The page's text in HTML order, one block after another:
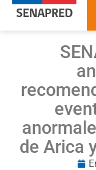
de Arica